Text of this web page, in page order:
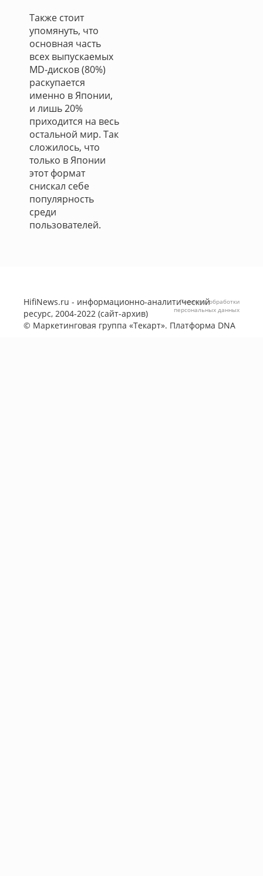
Также стоит
упомянуть, что
основная часть
всех выпускаемых
MD-дисков (80%)
раскупается
именно в Японии,
и лишь 20%
приходится на весь
остальной мир. Так
сложилось, что
только в Японии
этот формат
снискал себе
популярность
среди
пользователей.
HifiNews.ru - информационно-аналитический
ресурс, 2004-2022 (сайт-архив)
© Маркетинговая группа «Текарт». Платформа DNA
Политика обработки
персональных данных